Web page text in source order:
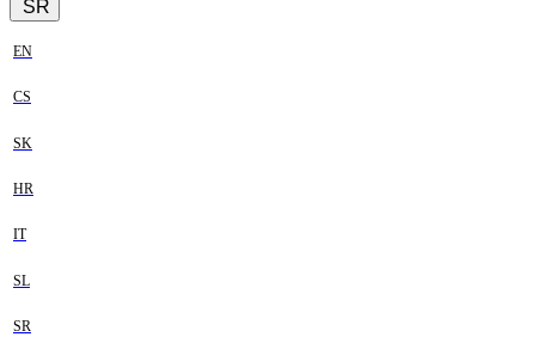
SR
EN
CS
SK
HR
IT
SL
SR